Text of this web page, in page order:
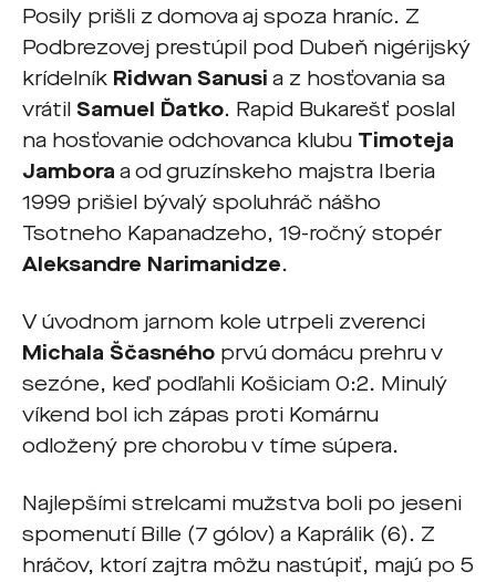
Posily prišli z domova aj spoza hraníc. Z
Podbrezovej prestúpil pod Dubeň nigérijský
krídelník Ridwan Sanusi a z hosťovania sa
vrátil Samuel Ďatko. Rapid Bukarešť poslal
na hosťovanie odchovanca klubu Timoteja
Jambora a od gruzínskeho majstra Iberia
1999 prišiel bývalý spoluhráč nášho
Tsotneho Kapanadzeho, 19-ročný stopér
Aleksandre Narimanidze.
V úvodnom jarnom kole utrpeli zverenci
Michala Ščasného prvú domácu prehru v
sezóne, keď podľahli Košiciam 0:2. Minulý
víkend bol ich zápas proti Komárnu
odložený pre chorobu v tíme súpera.
Najlepšími strelcami mužstva boli po jeseni
spomenutí Bille (7 gólov) a Kaprálik (6). Z
hráčov, ktorí zajtra môžu nastúpiť, majú po 5